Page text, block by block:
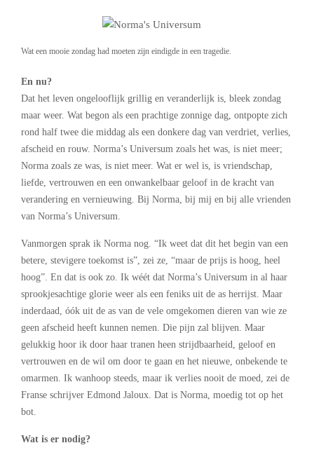
Wat een mooie zondag had moeten zijn eindigde in een tragedie.
En nu?
Dat het leven ongelooflijk grillig en veranderlijk is, bleek zondag
maar weer. Wat begon als een prachtige zonnige dag, ontpopte zich
rond half twee die middag als een donkere dag van verdriet, verlies,
afscheid en rouw. Norma’s Universum zoals het was, is niet meer;
Norma zoals ze was, is niet meer. Wat er wel is, is vriendschap,
liefde, vertrouwen en een onwankelbaar geloof in de kracht van
verandering en vernieuwing. Bij Norma, bij mij en bij alle vrienden
van Norma’s Universum.
Vanmorgen sprak ik Norma nog. “Ik weet dat dit het begin van een
betere, stevigere toekomst is”, zei ze, “maar de prijs is hoog, heel
hoog”. En dat is ook zo. Ik wéét dat Norma’s Universum in al haar
sprookjesachtige glorie weer als een feniks uit de as herrijst. Maar
inderdaad, óók uit de as van de vele omgekomen dieren van wie ze
geen afscheid heeft kunnen nemen. Die pijn zal blijven. Maar
gelukkig hoor ik door haar tranen heen strijdbaarheid, geloof en
vertrouwen en de wil om door te gaan en het nieuwe, onbekende te
omarmen. Ik wanhoop steeds, maar ik verlies nooit de moed, zei de
Franse schrijver Edmond Jaloux. Dat is Norma, moedig tot op het
bot.
Wat is er nodig?